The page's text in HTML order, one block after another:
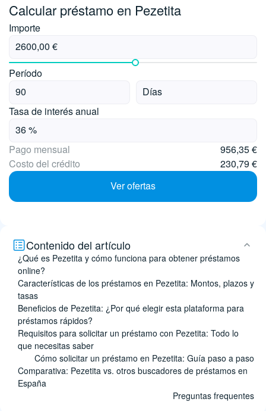
Calcular préstamo en Pezetita
Importe
Período
Tasa de interés anual
Pago mensual
956,35 €
Costo del crédito
230,79 €
Ver ofertas
Contenido del artículo
¿Qué es Pezetita y cómo funciona para obtener préstamos
online?
Características de los préstamos en Pezetita: Montos, plazos y
tasas
Beneficios de Pezetita: ¿Por qué elegir esta plataforma para
préstamos rápidos?
Requisitos para solicitar un préstamo con Pezetita: Todo lo
que necesitas saber
Cómo solicitar un préstamo en Pezetita: Guía paso a paso
Comparativa: Pezetita vs. otros buscadores de préstamos en
España
Preguntas frequentes